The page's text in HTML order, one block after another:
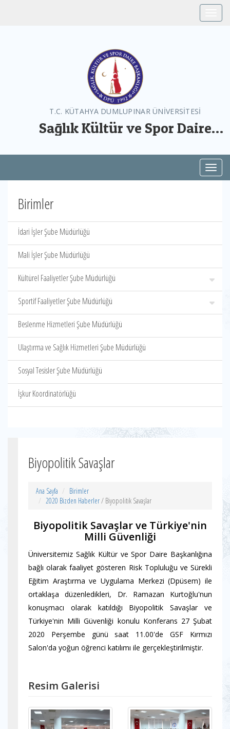
T.C. KÜTAHYA DUMLUPINAR ÜNİVERSİTESİ
Sağlık Kültür ve Spor Daire
Birimler
İdari İşler Şube Müdürlüğü
Mali İşler Şube Müdürlüğü
Kültürel Faaliyetler Şube Müdürlüğü
Sportif Faaliyetler Şube Müdürlüğü
Beslenme Hizmetleri Şube Müdürlüğü
Ulaştırma ve Sağlık Hizmetleri Şube Müdürlüğü
Sosyal Tesisler Şube Müdürlüğü
İşkur Koordinatörlüğü
Biyopolitik Savaşlar
Ana Sayfa
Birimler
2020 Bizden Haberler/ Biyopolitik Savaşlar
Biyopolitik Savaşlar ve Türkiye'nin
Milli Güvenliği
Üniversitemiz Sağlık Kültür ve Spor Daire Başkanlığına
bağlı olarak faaliyet gösteren Risk Topluluğu ve Sürekli
Eğitim Araştırma ve Uygulama Merkezi (Dpüsem) ile
ortaklaşa düzenledikleri, Dr. Ramazan Kurtoğlu'nun
konuşmacı olarak katıldığı Biyopolitik Savaşlar ve
Türkiye'nin Milli Güvenliği konulu Konferans 27 Şubat
2020 Perşembe günü saat 11.00'de GSF Kırmızı
Salon'da yoğun öğrenci katılımı ile gerçekleştirilmiştir.
Resim Galerisi